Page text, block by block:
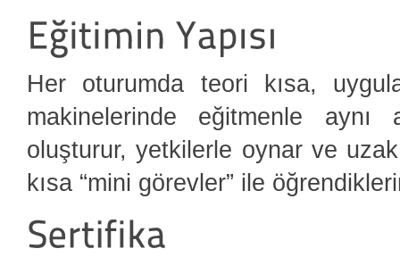
Her oturumda teori kısa,
makinelerinde eğitmenle aynı
oluşturur, yetkilerle oynar ve
kısa “mini görevler” ile